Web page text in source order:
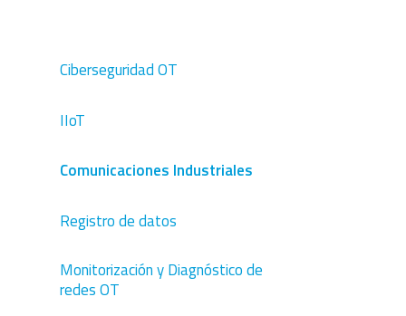
Ciberseguridad OT
IIoT
Comunicaciones Industriales
Registro de datos
Monitorización y Diagnóstico de
redes OT